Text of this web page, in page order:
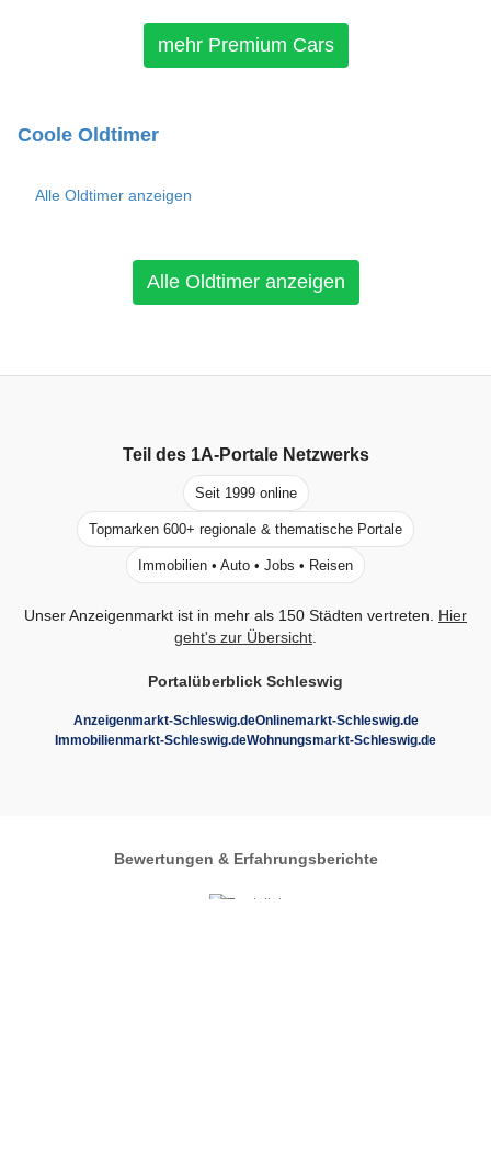
mehr Premium Cars
Coole Oldtimer
Alle Oldtimer anzeigen
Alle Oldtimer anzeigen
Teil des 1A-PortaleNetzwerks
Seit 1999 online
Topmarken 600+ regionale & thematische Portale
Immobilien • Auto • Jobs • Reisen
Unser Anzeigenmarkt ist in mehr als 150 Städten vertreten.
Hier
geht's zur Übersicht
Portalüberblick Schleswig
Anzeigenmarkt-Schleswig.deOnlinemarkt-Schleswig.de
Immobilienmarkt-Schleswig.deWohnungsmarkt-Schleswig.de
Bewertungen & Erfahrungsberichte